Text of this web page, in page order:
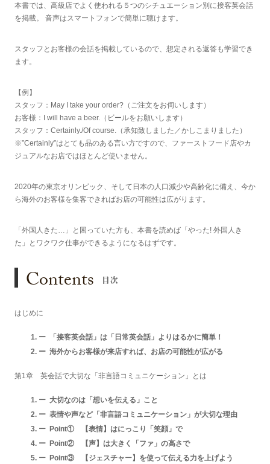
本書では、高級店でよく使われる５つのシチュエーション別に接客英会話
を掲載。 音声はスマートフォンで簡単に聴けます。
スタッフとお客様の会話を掲載しているので、想定される返答も学習でき
ます。
【例】
スタッフ：May I take your order?（ご注文をお伺いします）
お客様：I will have a beer.（ビールをお願いします）
スタッフ：Certainly./Of course.（承知致しました／かしこまりました）
※”Certainly”はとても品のある言い方ですので、ファーストフード店やカ
ジュアルなお店ではほとんど使いません。
2020年の東京オリンピック、そして日本の人口減少や高齢化に備え、今か
ら海外のお客様を集客できればお店の可能性は広がります。
「外国人きた…」と困っていた方も、本書を読めば「やった! 外国人き
た」とワクワク仕事ができるようになるはずです。
Contents 目次
はじめに
「接客英会話」は「日常英会話」よりはるかに簡単！
海外からお客様が来店すれば、お店の可能性が広がる
第1章 英会話で大切な「非言語コミュニケーション」とは
大切なのは「想いを伝える」こと
表情や声など「非言語コミュニケーション」が大切な理由
Point① 【表情】はにっこり「笑顔」で
Point② 【声】は大きく「ファ」の高さで
Point③ 【ジェスチャー】を使って伝える力を上げよう